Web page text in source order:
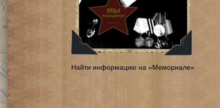
Найти информацию на «Мемориале»